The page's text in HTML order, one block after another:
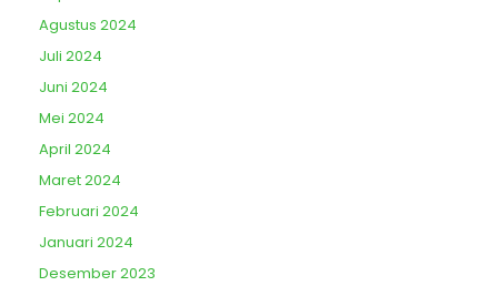
Agustus 2024
Juli 2024
Juni 2024
Mei 2024
April 2024
Maret 2024
Februari 2024
Januari 2024
Desember 2023